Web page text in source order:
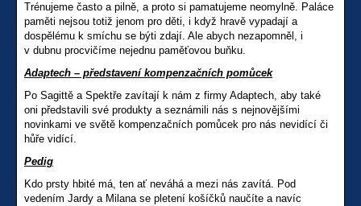
Trénujeme často a pilně, a proto si pamatujeme neomylně. Paláce
paměti nejsou totiž jenom pro děti, i když hravě vypadají a
dospělému k smíchu se býti zdají. Ale abych nezapomněl, i
v dubnu procvičíme nejednu paměťovou buňku.
Adaptech – představení kompenzačních pomůcek
Po Sagittě a Spektře zavítají k nám z firmy Adaptech, aby také
oni představili své produkty a seznámili nás s nejnovějšími
novinkami ve světě kompenzačních pomůcek pro nás nevidící či
hůře vidící.
Pedig
Kdo prsty hbité má, ten ať neváhá a mezi nás zavítá. Pod
vedením Jardy a Milana se pletení košíčků naučíte a navíc